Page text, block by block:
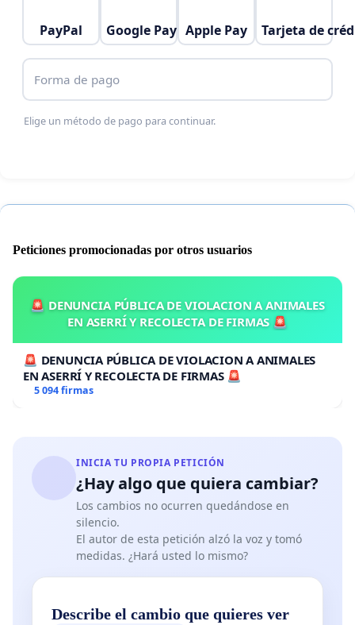
INGRESO EN LA ORDEN DE CARLOS III
DISTINCIÓN Mérito Cultural, otorgada por la
Generalitat Valenciana (España)
España
VALENCIA
PayPal Google Pay Apple Pay Tarjeta de
Forma de pago
Elige un método de pago para continuar.
Peticiones promocionadas por otros usuarios
🚨 DENUNCIA PÚBLICA DE VIOLACION A ANIMALES
EN ASERRÍ Y RECOLECTA DE FIRMAS 🚨
🚨 DENUNCIA PÚBLICA DE VIOLACION A ANIMALES
EN ASERRÍ Y RECOLECTA DE FIRMAS 🚨
5 094 firmas
INICIA TU PROPIA PETICIÓN
¿Hay algo que quiera cambiar?
Los cambios no ocurren quedándose en
silencio.
El autor de esta petición alzó la voz y tomó
medidas. ¿Hará usted lo mismo?
Describe el cambio que quieres ver